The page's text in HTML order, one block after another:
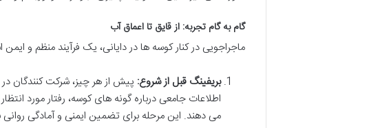
گام به گام تجربه: از قایق تا اعماق آب
ماجراجویی در کنار کوسه ها در دایانی، یک فرآیند منظم و
بریفینگ قبل از شروع: پیش از هر چیز، شرکت کنندگان
اطلاعات جامعی درباره گونه های کوسه، رفتار مورد
می دهند. این مرحله برای تضمین ایمنی و آمادگی